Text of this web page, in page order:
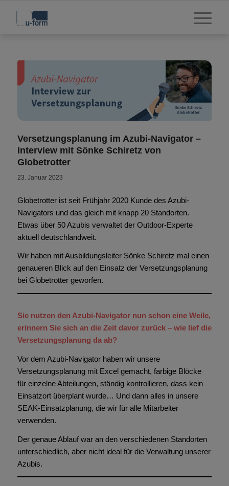
Versetzungsplanung im Azubi-Navigator –
Interview mit Sönke Schiretz von
Globetrotter
23. Januar 2023
Globetrotter ist seit Frühjahr 2020 Kunde des Azubi-
Navigators und das gleich mit knapp 20 Standorten.
Etwas über 50 Azubis verwaltet der Outdoor-Experte
aktuell deutschlandweit.
Wir haben mit Ausbildungsleiter Sönke Schiretz mal einen
genaueren Blick auf den Einsatz der Versetzungsplanung
bei Globetrotter geworfen.
Sie nutzen den Azubi-Navigator nun schon eine Weile,
erinnern Sie sich an die Zeit davor zurück – wie lief die
Versetzungsplanung da ab?
Vor dem Azubi-Navigator haben wir unsere
Versetzungsplanung mit Excel gemacht, farbige Blöcke
für einzelne Abteilungen, ständig kontrollieren, dass kein
Einsatzort überplant wurde… Und dann alles in unsere
SEAK-Einsatzplanung, die wir für alle Mitarbeiter
verwenden.
Der genaue Ablauf war an den verschiedenen Standorten
unterschiedlich, aber nicht ideal für die Verwaltung unserer
Azubis.